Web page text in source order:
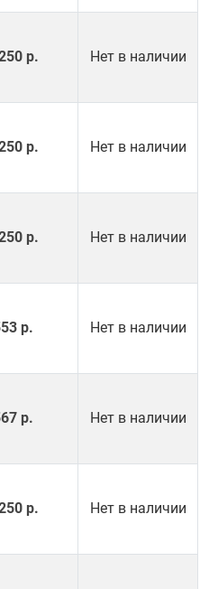
р. Нет в наличии
р. Нет в наличии
р. Нет в наличии
р. Нет в наличии
р. Нет в наличии
р. Нет в наличии